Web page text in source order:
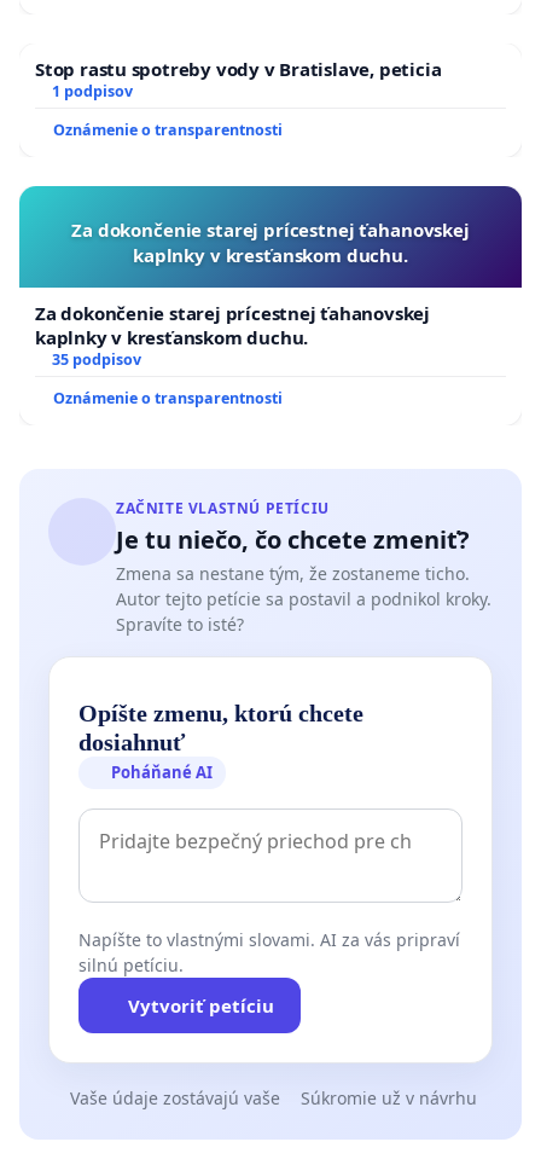
Stop rastu spotreby vody v Bratislave, peticia
1 podpisov
Oznámenie o transparentnosti
Za dokončenie starej prícestnej ťahanovskej
kaplnky v kresťanskom duchu.
Za dokončenie starej prícestnej ťahanovskej
kaplnky v kresťanskom duchu.
35 podpisov
Oznámenie o transparentnosti
ZAČNITE VLASTNÚ PETÍCIU
Je tu niečo, čo chcete zmeniť?
Zmena sa nestane tým, že zostaneme ticho.
Autor tejto petície sa postavil a podnikol kroky.
Spravíte to isté?
Opíšte zmenu, ktorú chcete
dosiahnuť
Poháňané AI
Napíšte to vlastnými slovami. AI za vás pripraví
silnú petíciu.
Vytvoriť petíciu
Vaše údaje zostávajú vaše Súkromie už v návrhu